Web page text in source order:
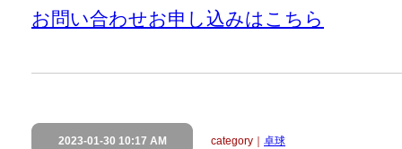
お問い合わせお申し込みはこちら
2023-01-30 10:17 AM category｜ 卓球